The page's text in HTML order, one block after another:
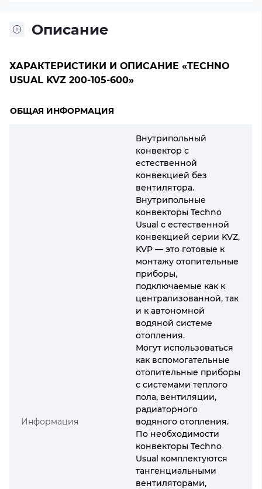
Описание
ХАРАКТЕРИСТИКИ И ОПИСАНИЕ «TECHNO
USUAL KVZ 200-105-600»
ОБЩАЯ ИНФОРМАЦИЯ
Информация
Внутрипольный
конвектор с
естественной
конвекцией без
вентилятора.
Внутрипольные
конвекторы Techno
Usual с естественной
конвекцией серии KVZ,
KVP — это готовые к
монтажу отопительные
приборы,
подключаемые как к
централизованной, так
и к автономной
водяной системе
отопления.
Могут использоваться
как вспомогательные
отопительные приборы
с системами теплого
пола, вентиляции,
радиаторного
водяного отопления.
По необходимости
конвекторы Techno
Usual комплектуются
тангенциальными
вентиляторами,